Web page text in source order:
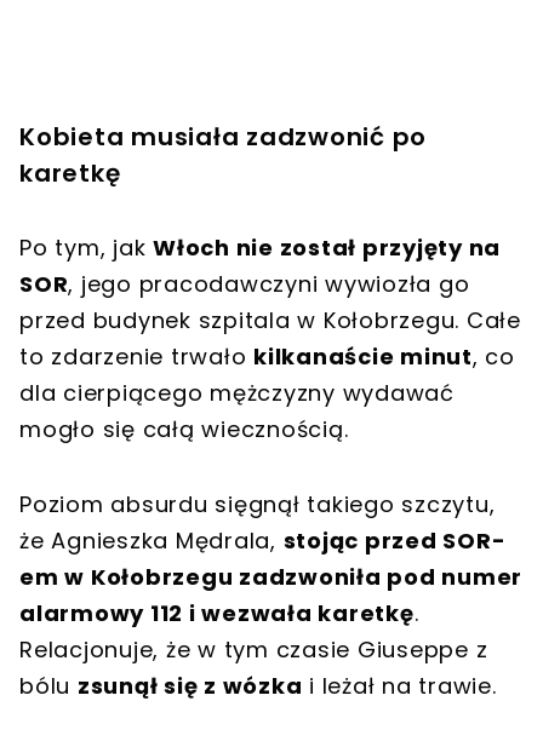
Kobieta musiała zadzwonić po
karetkę
Po tym, jak Włoch nie został przyjęty na
SOR, jego pracodawczyni wywiozła go
przed budynek szpitala w Kołobrzegu. Całe
to zdarzenie trwało kilkanaście minut, co
dla cierpiącego mężczyzny wydawać
mogło się całą wiecznością.
Poziom absurdu sięgnął takiego szczytu,
że Agnieszka Mędrala, stojąc przed SOR-
em w Kołobrzegu zadzwoniła pod numer
alarmowy 112 i wezwała karetkę.
Relacjonuje, że w tym czasie Giuseppe z
bólu zsunął się z wózka i leżał na trawie.